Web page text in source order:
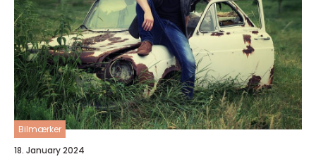
Bilmærker
18. January 2024